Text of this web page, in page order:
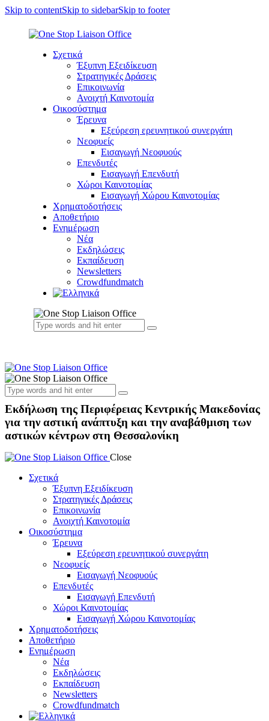
Skip to contentSkip to sidebarSkip to footer
Σχετικά
Έξυπνη Εξειδίκευση
Στρατηγικές Δράσεις
Επικοινωνία
Ανοιχτή Καινοτομία
Οικοσύστημα
Έρευνα
Εξεύρεση ερευνητικού συνεργάτη
Νεοφυείς
Εισαγωγή Νεοφυούς
Επενδυτές
Εισαγωγή Επενδυτή
Χώροι Καινοτομίας
Εισαγωγή Χώρου Καινοτομίας
Χρηματοδοτήσεις
Αποθετήριο
Ενημέρωση
Νέα
Εκδηλώσεις
Εκπαίδευση
Newsletters
Crowdfundmatch
Εκδήλωση της Περιφέρειας Κεντρικής Μακεδονίας
για την αστική ανάπτυξη και την αναβάθμιση των
αστικών κέντρων στη Θεσσαλονίκη
Close
Σχετικά
Έξυπνη Εξειδίκευση
Στρατηγικές Δράσεις
Επικοινωνία
Ανοιχτή Καινοτομία
Οικοσύστημα
Έρευνα
Εξεύρεση ερευνητικού συνεργάτη
Νεοφυείς
Εισαγωγή Νεοφυούς
Επενδυτές
Εισαγωγή Επενδυτή
Χώροι Καινοτομίας
Εισαγωγή Χώρου Καινοτομίας
Χρηματοδοτήσεις
Αποθετήριο
Ενημέρωση
Νέα
Εκδηλώσεις
Εκπαίδευση
Newsletters
Crowdfundmatch